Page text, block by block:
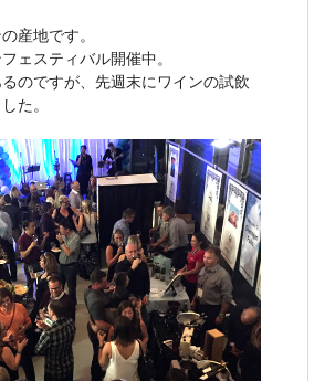
産地です。
ェスティバル開催中。
のですが、先週末にワインの試飲
た。